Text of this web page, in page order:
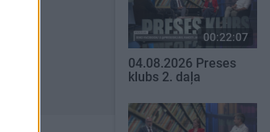
00:22:07
04.08.2026 Preses
klubs 2. daļa